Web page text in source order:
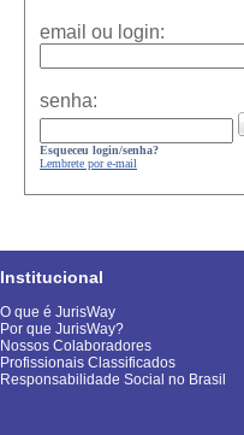
email ou login:
senha:
Esqueceu login/senha?
Lembrete por e-mail
Institucional
O que é JurisWay
Por que JurisWay?
Nossos Colaboradores
Profissionais Classificados
Responsabilidade Social no Brasil